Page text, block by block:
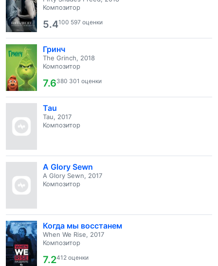
Композитор
5.4100 597 оценки
Гринч
The Grinch, 2018
Композитор
7.6380 301 оценки
Tau
Tau, 2017
Композитор
A Glory Sewn
A Glory Sewn, 2017
Композитор
Когда мы восстанем
When We Rise, 2017
Композитор
7.2412 оценки